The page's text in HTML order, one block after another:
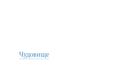
Чудовище